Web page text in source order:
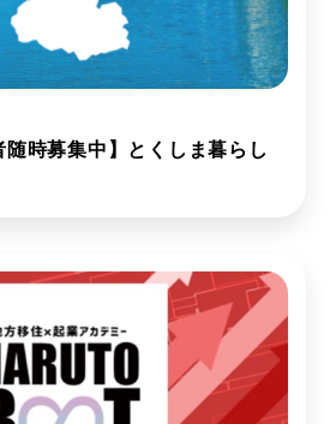
時募集中】とくしま暮らし